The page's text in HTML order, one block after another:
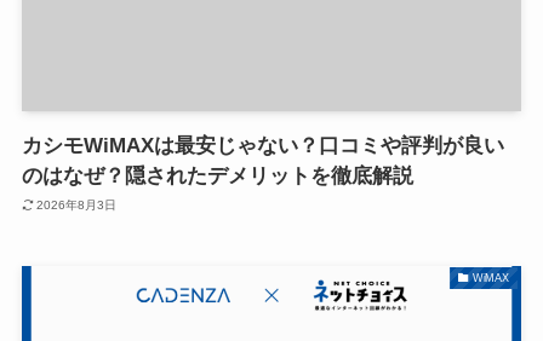
カシモWiMAXは最安じゃない？口コミや評判が良い
のはなぜ？隠されたデメリットを徹底解説
2026年8月3日
WiMAX